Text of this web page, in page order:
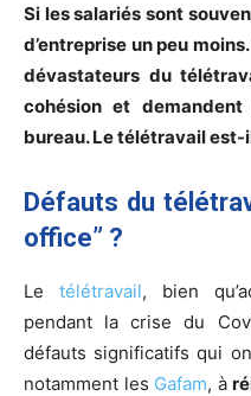
Si les salariés sont
d’entreprise un peu
dévastateurs du
cohésion et
bureau. Le télétravail est-
Défauts du
office” ?
Le télétravail, bien
pendant la crise du
défauts significatifs qui
notamment les Gafam, à